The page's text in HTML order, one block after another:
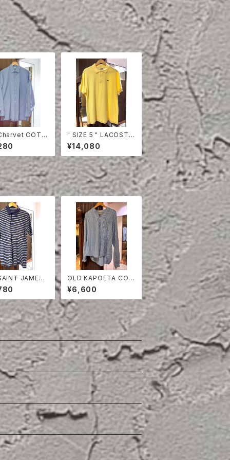
COTT
" SIZE 5 " LACOSTE
POLO SHIRT YELLO
W
¥14,080
JAMES
OLD KAPOETA COT
TON PULLOVER SHI
RT
¥6,600